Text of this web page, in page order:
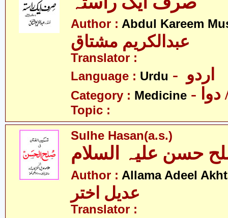
Author : Abdul Kareem
عبدالکریم مشتاق
Translator :
Language : Urdu
Category : Medicine
Topic :
Sulhe Hasan(a.s.)
حسن علیہ السلام
Author : Allama Adeel
عدیل اختر
Translator :